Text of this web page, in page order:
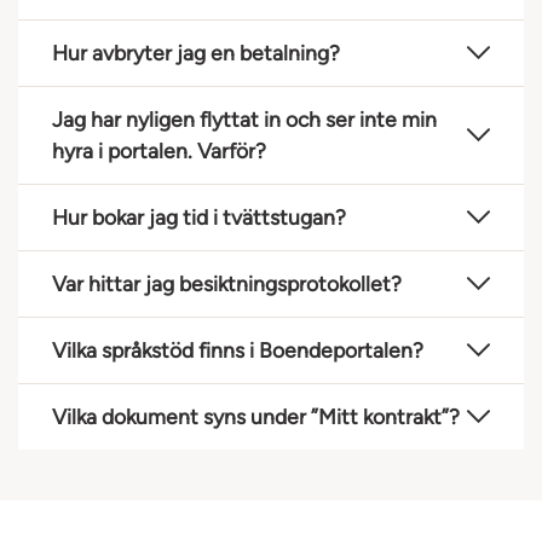
Hur avbryter jag en betalning?
Jag har nyligen flyttat in och ser inte min
hyra i portalen. Varför?
Hur bokar jag tid i tvättstugan?
Var hittar jag besiktningsprotokollet?
Vilka språkstöd finns i Boendeportalen?
Vilka dokument syns under ”Mitt kontrakt”?